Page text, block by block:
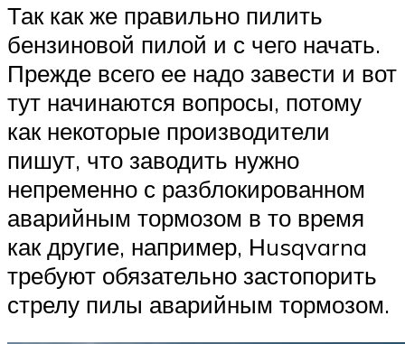
Так как же правильно пилить
бензиновой пилой и с чего начать.
Прежде всего ее надо завести и вот
тут начинаются вопросы, потому
как некоторые производители
пишут, что заводить нужно
непременно с разблокированном
аварийным тормозом в то время
как другие, например, Нusqvarna
требуют обязательно застопорить
стрелу пилы аварийным тормозом.